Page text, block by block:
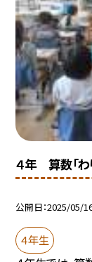
４年 算数「わ
公開日 2025/05/
４年生